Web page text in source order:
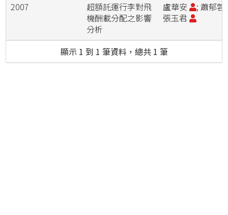
2007
超額託運行李對飛
機酬載分配之影響
分析
盧華安
; 蕭郁蓉;
張玉君
顯示 1 到 1 筆資料，總共 1 筆